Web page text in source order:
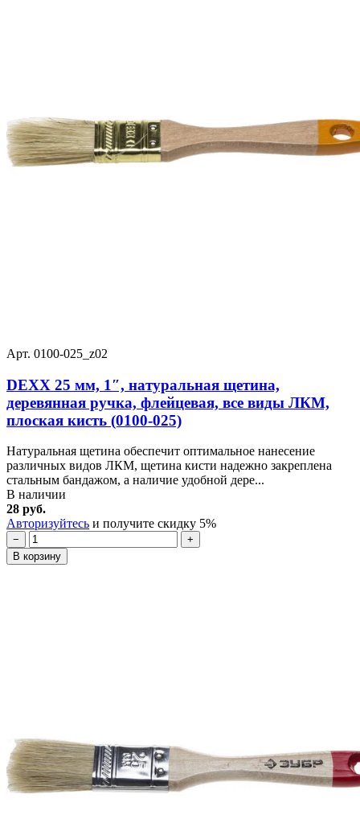
Арт. 0100-025_z02
DEXX 25 мм, 1″, натуральная щетина,
деревянная ручка, флейцевая, все виды ЛКМ,
плоская кисть (0100-025)
Натуральная щетина обеспечит оптимальное нанесение
различных видов ЛКМ, щетина кисти надежно закреплена
стальным бандажом, а наличие удобной дере...
В наличии
28 руб.
Авторизуйтесь и получите скидку 5%
−
+
В корзину